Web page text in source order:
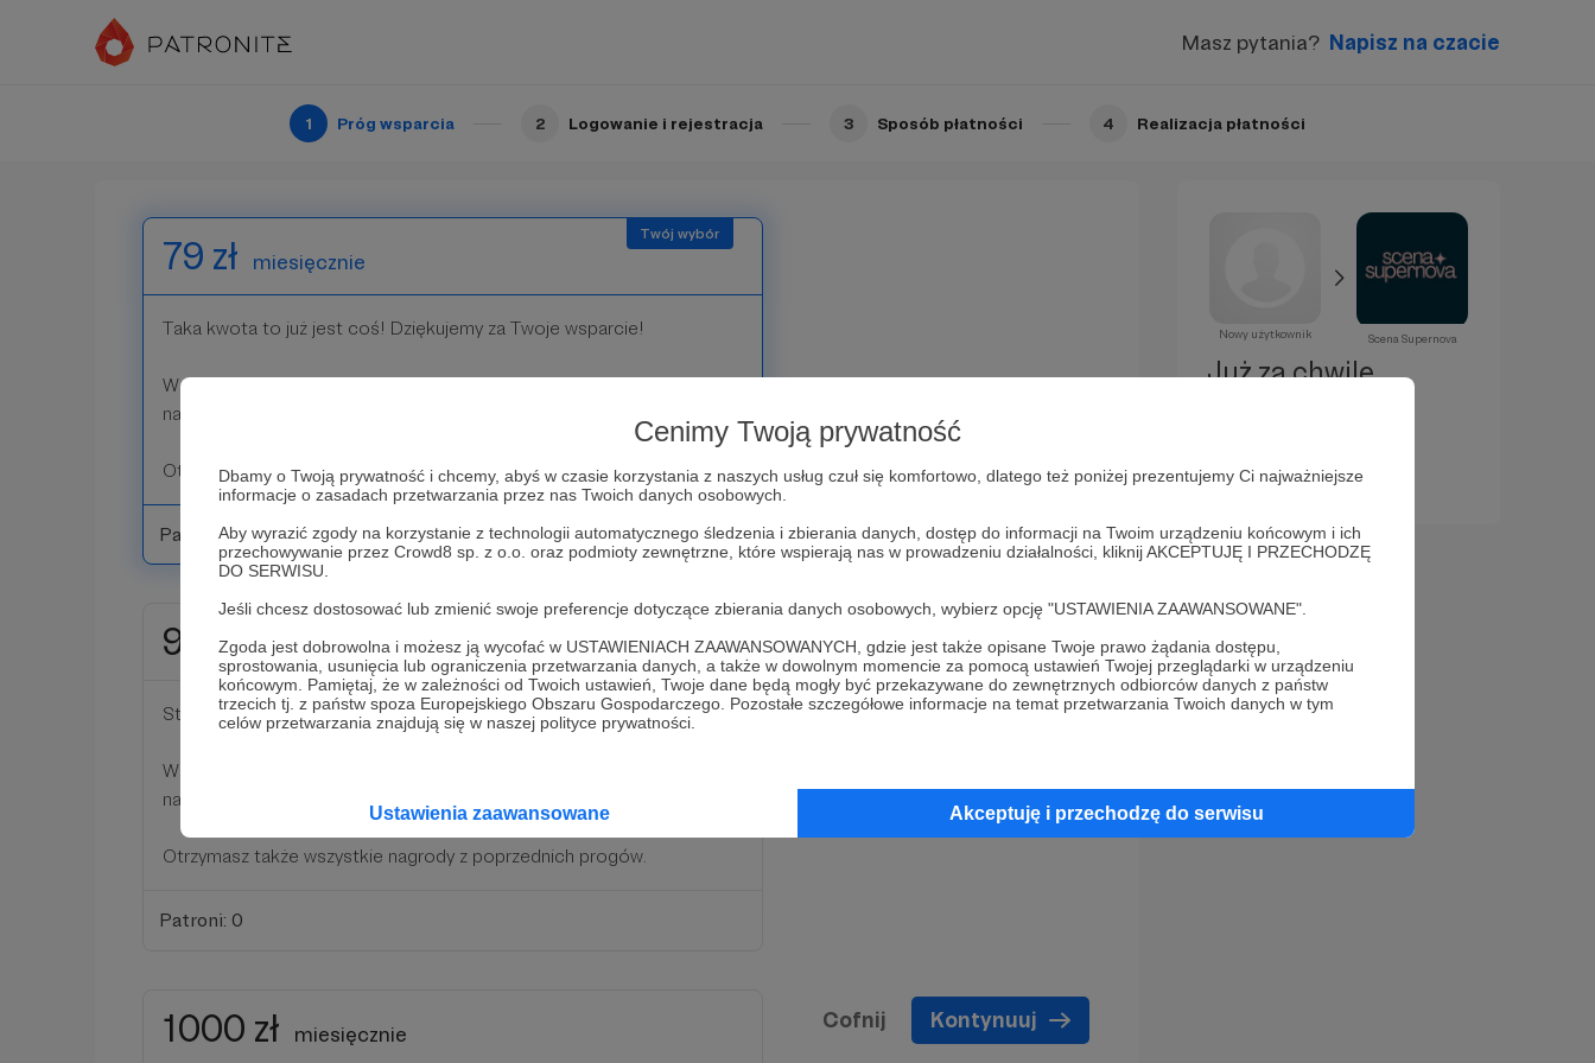
Cenimy Twoją prywatność
Dbamy o Twoją prywatność i chcemy, abyś w czasie korzystania z naszych usług czuł się komfortowo, dlatego też poniżej prezentujemy Ci najważniejsze
informacje o zasadach przetwarzania przez nas Twoich danych osobowych.
Aby wyrazić zgody na korzystanie z technologii automatycznego śledzenia i zbierania danych, dostęp do informacji na Twoim urządzeniu końcowym i ich
przechowywanie przez Crowd8 sp. z o.o. oraz podmioty zewnętrzne, które wspierają nas w prowadzeniu działalności, kliknij AKCEPTUJĘ I PRZECHODZĘ
DO SERWISU.
Jeśli chcesz dostosować lub zmienić swoje preferencje dotyczące zbierania danych osobowych, wybierz opcję "USTAWIENIA ZAAWANSOWANE".
Zgoda jest dobrowolna i możesz ją wycofać w USTAWIENIACH ZAAWANSOWANYCH, gdzie jest także opisane Twoje prawo żądania dostępu,
sprostowania, usunięcia lub ograniczenia przetwarzania danych, a także w dowolnym momencie za pomocą ustawień Twojej przeglądarki w urządzeniu
końcowym. Pamiętaj, że w zależności od Twoich ustawień, Twoje dane będą mogły być przekazywane do zewnętrznych odbiorców danych z państw
trzecich tj. z państw spoza Europejskiego Obszaru Gospodarczego. Pozostałe szczegółowe informacje na temat przetwarzania Twoich danych w tym
celów przetwarzania znajdują się w naszej polityce prywatności.
Ustawienia zaawansowane Akceptuję i przechodzę do serwisu
Masz pytania? Napisz na czacie
1 Próg wsparcia 2 Logowanie i rejestracja 3 Sposób płatności 4 Realizacja płatności
79 zł miesięcznie
Taka kwota to już jest coś! Dziękujemy za Twoje wsparcie!
W ramach tego progu zaprosimy Cię na próbę generalną naszego
najnowszego spektaklu.
Otrzymasz też nagrody z poprzednich progów
Patroni: 2
99 zł miesięcznie
Stówa! Po stokroć dzięki!
W ramach podziękowań zaprosimy Cię na próbę generalną naszego
najnowszego spektaklu oraz na Wigilię Supernovej.
Otrzymasz także wszystkie nagrody z poprzednich progów.
Patroni: 0
1000 zł miesięcznie
Cofnij Kontynuuj
Nowy użytkownik Scena Supernova
Już za chwilę